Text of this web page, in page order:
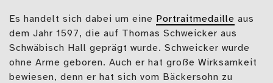
Es handelt sich dabei um eine Portraitmedaille aus
dem Jahr 1597, die auf Thomas Schweicker aus
Schwäbisch Hall geprägt wurde. Schweicker wurde
ohne Arme geboren. Auch er hat große Wirksamkeit
bewiesen, denn er hat sich vom Bäckersohn zu